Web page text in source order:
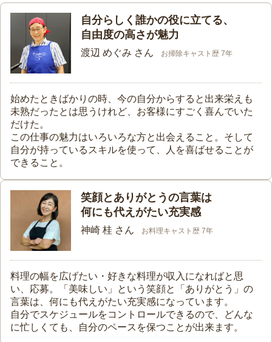
自分らしく誰かの役に立てる、
自由度の高さが魅力
渡辺 めぐみ さん お掃除キャスト歴 7年
始めたときばかりの時、今の自分からすると出来栄えも
未熟だったとは思うけれど、お客様にすごく喜んでいた
だけた。
この仕事の魅力はいろいろな方と出会えること。そして
自分が持っているスキルを使って、人を喜ばせることが
できること。
笑顔とありがとうの言葉は
何にも代えがたい充実感
神崎 桂 さん お料理キャスト歴 7年
料理の幅を広げたい・好きな料理が収入になればと思
い、応募。「美味しい」という笑顔と「ありがとう」の
言葉は、何にも代えがたい充実感になっています。
自分でスケジュールをコントロールできるので、どんな
に忙しくても、自分のペースを保つことが出来ます。